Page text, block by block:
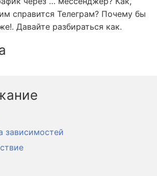
справится Телеграм? Почему бы
Давайте разбираться как.
зависимостей